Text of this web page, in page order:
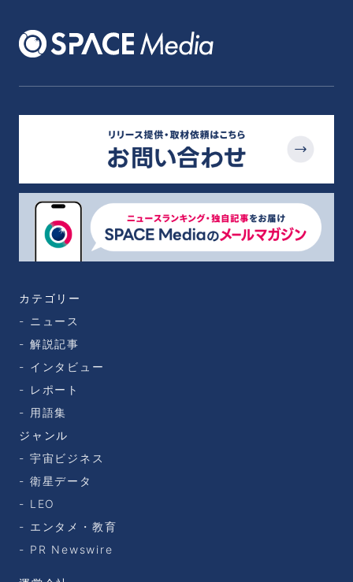
カテゴリー
ニュース
解説記事
インタビュー
レポート
用語集
ジャンル
宇宙ビジネス
衛星データ
LEO
エンタメ・教育
PR Newswire